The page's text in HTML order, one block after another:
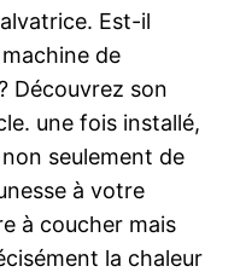
Est-il
de
Découvrez son
une fois installé,
seulement de
à votre
à coucher mais
la chaleur